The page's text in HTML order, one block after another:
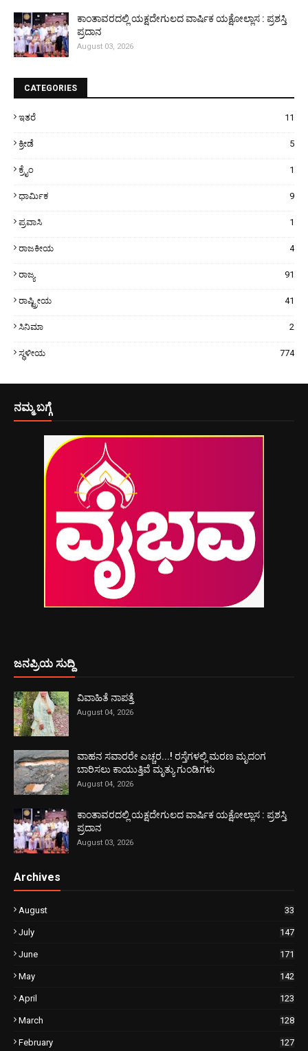
ಕಾಂತಾವರದಲ್ಲಿ ಯಕ್ಷದೇಗುಲದ ವಾರ್ಷಿಕ ಯಕ್ಷೋಲ್ಲಾಸ : ಪ್ರಶಸ್ತಿ
ಪ್ರದಾನ
August 03, 2026
CATEGORIES
ಇತರೆ 11
ಕ್ರೀಡೆ 5
ಕ್ರೈಂ 1
ಧಾರ್ಮಿಕ 9
ಪ್ರವಾಸಿ 1
ರಾಜಕೀಯ 4
ರಾಜ್ಯ 91
ರಾಷ್ಟ್ರೀಯ 41
ಸಿನಿಮಾ 2
ಸ್ಥಳೀಯ 774
ನಮ್ಮ ಬಗ್ಗೆ
ಜನಪ್ರಿಯ ಸುದ್ದಿ
ವಿವಾಹಿತೆ ನಾಪತ್ತೆ
August 04, 2026
ವಾಹನ ಸವಾರರೇ ಎಚ್ಚರ...! ರಸ್ತೆಗಳಲ್ಲಿ ಮರಣ ಮೃದಂಗ
ಬಾರಿಸಲು ಕಾಯುತ್ತಿವೆ ಮೃತ್ಯು ಗುಂಡಿಗಳು
August 04, 2026
ಕಾಂತಾವರದಲ್ಲಿ ಯಕ್ಷದೇಗುಲದ ವಾರ್ಷಿಕ ಯಕ್ಷೋಲ್ಲಾಸ : ಪ್ರಶಸ್ತಿ
ಪ್ರದಾನ
August 03, 2026
Archives
August 33
July 147
June 171
May 142
April 123
March 128
February 127